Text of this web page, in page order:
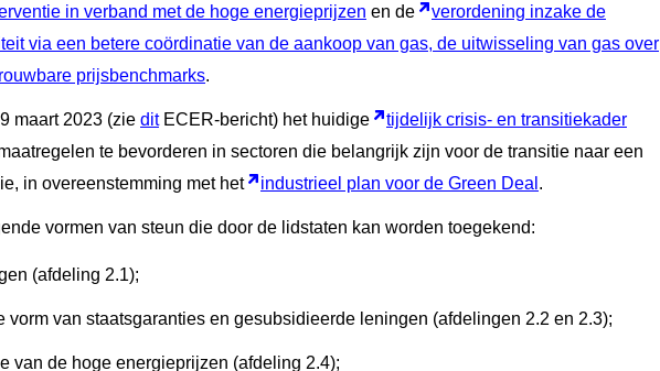
in verband met de hoge energieprijzen en de
verordening inzake de
via een betere coördinatie van de aankoop van gas, de uitwisseling van gas over
prijsbenchmarks.
maart 2023 (zie ditECER-bericht) het huidige
tijdelijk crisis- en transitiekader
te bevorderen in sectoren die belangrijk zijn voor de transitie naar een
in overeenstemming met het
industrieel plan voor de Green Deal .
vormen van steun die door de lidstaten kan worden toegekend:
(afdeling 2.1);
vorm van staatsgaranties en gesubsidieerde leningen (afdelingen 2.2 en 2.3);
van de hoge energieprijzen (afdeling 2.4);